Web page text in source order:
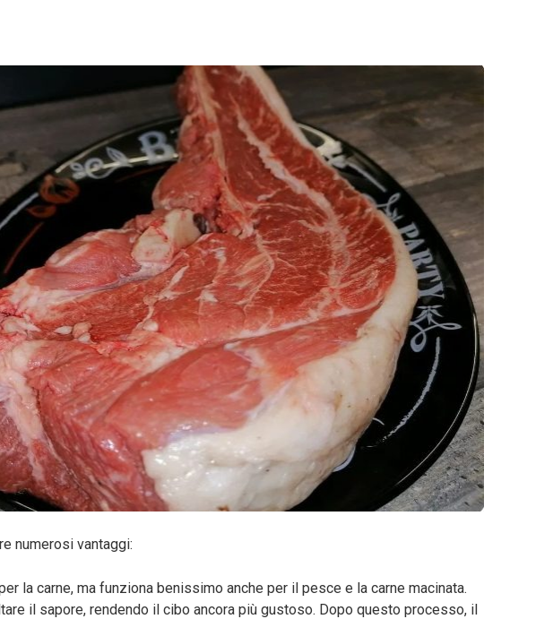
numerosi vantaggi:
la carne, ma funziona benissimo anche per il pesce e la carne macinata.
il sapore, rendendo il cibo ancora più gustoso. Dopo questo processo, il